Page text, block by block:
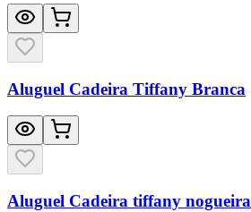
Aluguel Cadeira Tiffany Branca
Aluguel Cadeira tiffany nogueira